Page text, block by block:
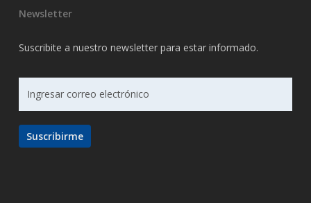
Newsletter
Suscribite a nuestro newsletter para estar informado.